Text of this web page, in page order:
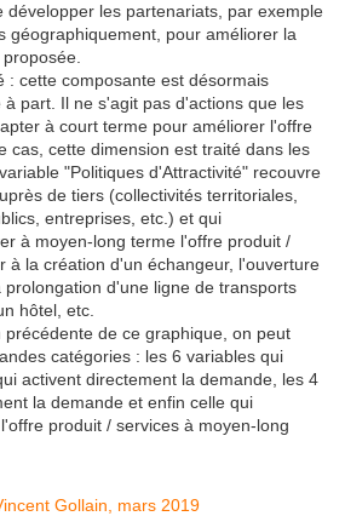
développer les partenariats, par exemple
géographiquement, pour améliorer la
: cette composante est désormais
part. Il ne s'agit pas d'actions que les
à court terme pour améliorer l'offre
cas, cette dimension est traité dans les
"Politiques d'Attractivité" recouvre
de tiers (collectivités territoriales,
entreprises, etc.) et qui
à moyen-long terme l'offre produit /
à la création d'un échangeur, l'ouverture
d'une ligne de transports
hôtel, etc.
de ce graphique, on peut
catégories : les 6 variables qui
activent directement la demande, les 4
la demande et enfin celle qui
produit / services à moyen-long